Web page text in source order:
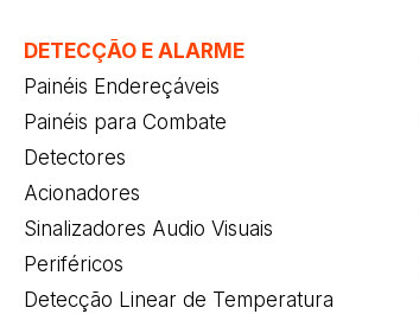
DETECÇÃO E ALARME
Painéis Endereçáveis
Painéis para Combate
Detectores
Acionadores
Sinalizadores Audio Visuais
Periféricos
Detecção Linear de Temperatura